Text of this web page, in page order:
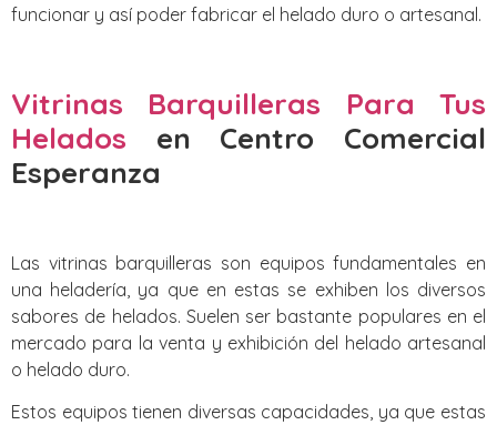
funcionar y así poder fabricar el helado duro o artesanal.
Vitrinas Barquilleras Para Tus
Helados en Centro Comercial
Esperanza
Las vitrinas barquilleras son equipos fundamentales en
una heladería, ya que en estas se exhiben los diversos
sabores de helados. Suelen ser bastante populares en el
mercado para la venta y exhibición del helado artesanal
o helado duro.
Estos equipos tienen diversas capacidades, ya que estas